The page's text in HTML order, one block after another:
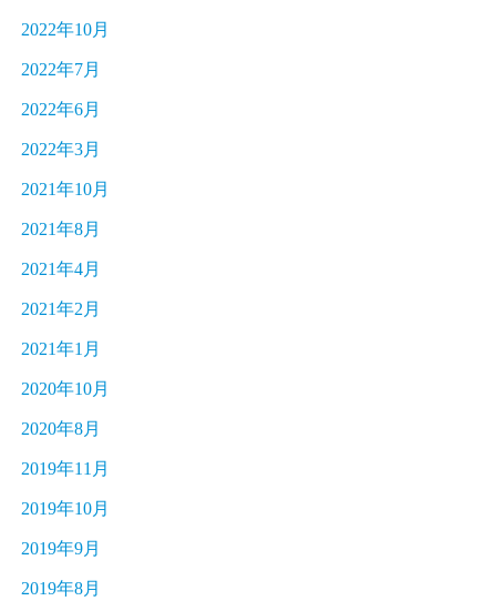
2022年10月
2022年7月
2022年6月
2022年3月
2021年10月
2021年8月
2021年4月
2021年2月
2021年1月
2020年10月
2020年8月
2019年11月
2019年10月
2019年9月
2019年8月